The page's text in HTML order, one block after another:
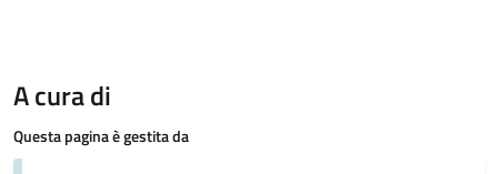
A cura di
Questa pagina è gestita da